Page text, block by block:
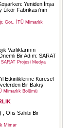
Yeniden İnşa
Fabrikası’nın
Gör., İTÜ Mimarlık
Varlıklarının
Bir Adım: SARAT
Projesi Medya
Etkinliklerine Küresel
Bir Bakıṣ
Mimarlık Bölümü
, Ofis Sahibi Bir
Mimar